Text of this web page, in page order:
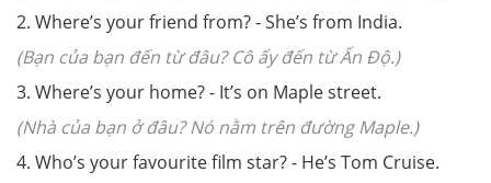
2. Where’s your friend from? - She’s from India.
(Bạn của bạn đến từ đâu? Cô ấy đến từ Ấn Độ.)
3. Where’s your home? - It’s on Maple street.
(Nhà của bạn ở đâu? Nó nằm trên đường Maple.)
4. Who’s your favourite film star? - He’s Tom Cruise.